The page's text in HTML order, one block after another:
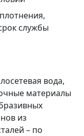
службы
вода,
материалы
из
– по